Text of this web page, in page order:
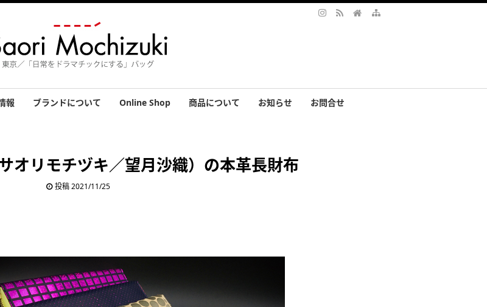
報 ブランドについて Online Shop 商品について お知らせ お問合せ
リモチヅキ／望月沙織）の本革長財布
投稿 2021/11/25